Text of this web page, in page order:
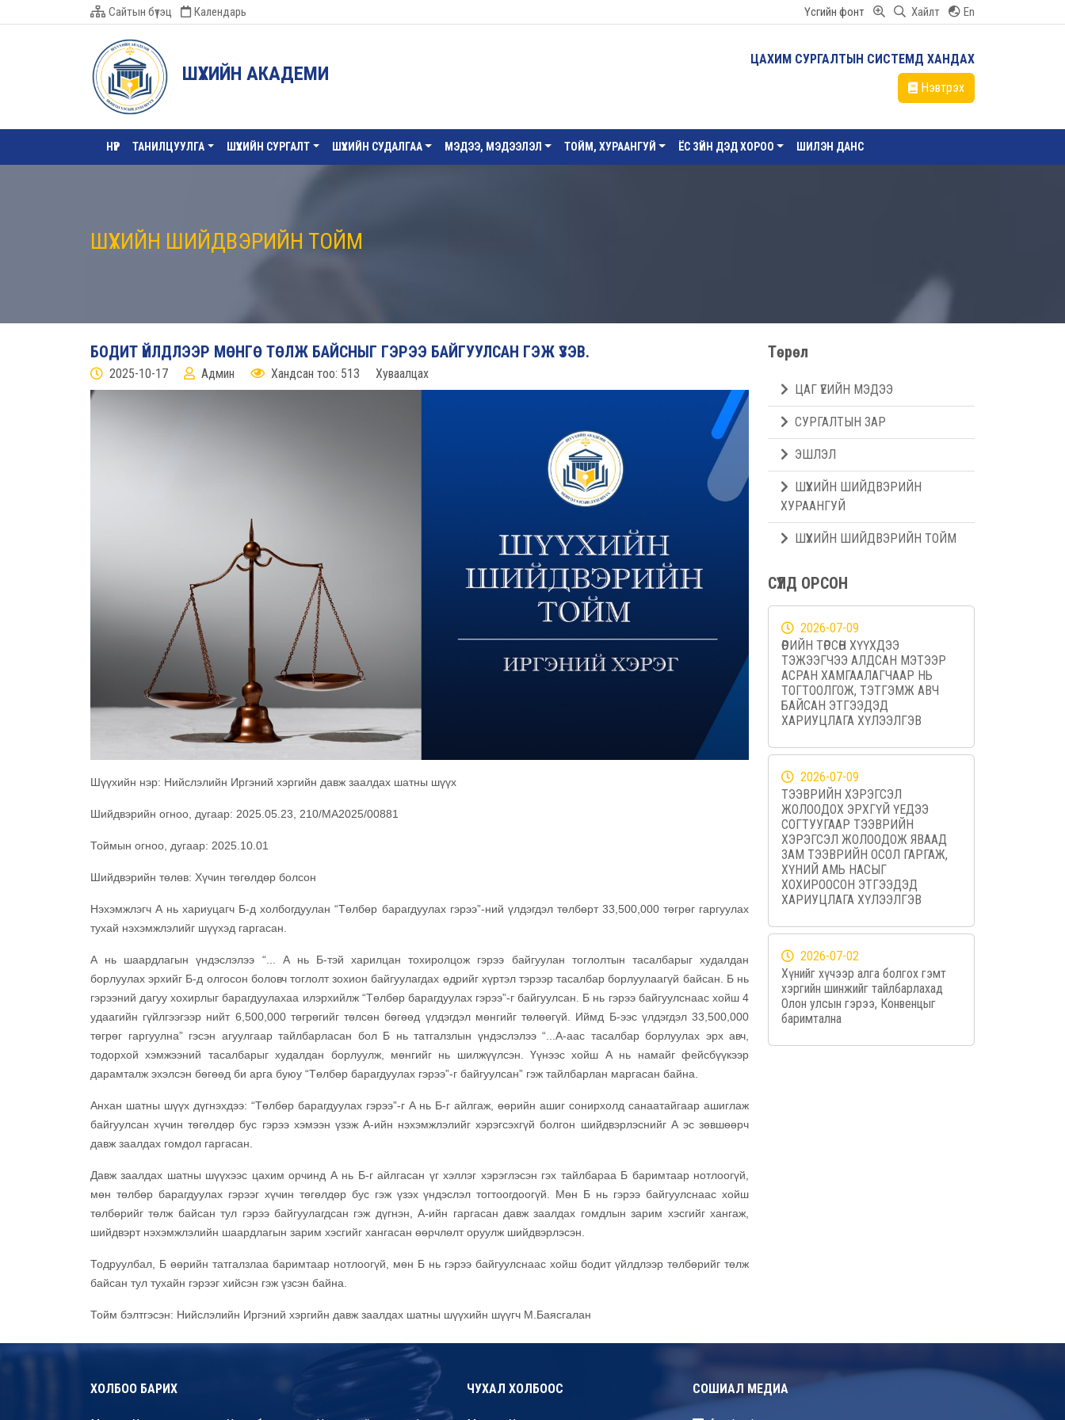
Сайтын бүтэц Календарь Үсгийн фонт Хайлт En
ШҮҮХИЙН АКАДЕМИ
ЦАХИМ СУРГАЛТЫН СИСТЕМД ХАНДАХ
Нэвтрэх
НҮҮР ТАНИЛЦУУЛГА ШҮҮХИЙН СУРГАЛТ ШҮҮХИЙН СУДАЛГАА МЭДЭЭ, МЭДЭЭЛЭЛ ТОЙМ, ХУРААНГУЙ ЁС ЗҮЙН ДЭД ХОРОО ШИЛЭН ДАНС
ШҮҮХИЙН ШИЙДВЭРИЙН ТОЙМ
БОДИТ ҮЙЛДЛЭЭР МӨНГӨ ТӨЛЖ БАЙСНЫГ ГЭРЭЭ БАЙГУУЛСАН ГЭЖ ҮЗЭВ.
2025-10-17 Админ Хандсан тоо: 513 Хуваалцах
Шүүхийн нэр: Нийслэлийн Иргэний хэргийн давж заалдах шатны шүүх
Шийдвэрийн огноо, дугаар: 2025.05.23, 210/МА2025/00881
Тоймын огноо, дугаар: 2025.10.01
Шийдвэрийн төлөв: Хүчин төгөлдөр болсон
Нэхэмжлэгч А нь хариуцагч Б-д холбогдуулан “Төлбөр барагдуулах гэрээ”-ний үлдэгдэл төлбөрт 33,500,000 төгрөг гаргуулах
тухай нэхэмжлэлийг шүүхэд гаргасан.
А нь шаардлагын үндэслэлээ “... А нь Б-тэй харилцан тохиролцож гэрээ байгуулан тоглолтын тасалбарыг худалдан
борлуулах эрхийг Б-д олгосон боловч тоглолт зохион байгуулагдах өдрийг хүртэл тэрээр тасалбар борлуулаагүй байсан. Б нь
гэрээний дагуу хохирлыг барагдуулахаа илэрхийлж “Төлбөр барагдуулах гэрээ”-г байгуулсан. Б нь гэрээ байгуулснаас хойш 4
удаагийн гүйлгээгээр нийт 6,500,000 төгрөгийг төлсөн бөгөөд үлдэгдэл мөнгийг төлөөгүй. Иймд Б-ээс үлдэгдэл 33,500,000
төгрөг гаргуулна” гэсэн агуулгаар тайлбарласан бол Б нь татгалзлын үндэслэлээ “...А-аас тасалбар борлуулах эрх авч,
тодорхой хэмжээний тасалбарыг худалдан борлуулж, мөнгийг нь шилжүүлсэн. Үүнээс хойш А нь намайг фейсбүүкээр
дарамталж эхэлсэн бөгөөд би арга буюу “Төлбөр барагдуулах гэрээ”-г байгуулсан” гэж тайлбарлан маргасан байна.
Анхан шатны шүүх дүгнэхдээ: “Төлбөр барагдуулах гэрээ”-г А нь Б-г айлгаж, өөрийн ашиг сонирхолд санаатайгаар ашиглаж
байгуулсан хүчин төгөлдөр бус гэрээ хэмээн үзэж А-ийн нэхэмжлэлийг хэрэгсэхгүй болгон шийдвэрлэснийг А эс зөвшөөрч
давж заалдах гомдол гаргасан.
Давж заалдах шатны шүүхээс цахим орчинд А нь Б-г айлгасан үг хэллэг хэрэглэсэн гэх тайлбараа Б баримтаар нотлоогүй,
мөн төлбөр барагдуулах гэрээг хүчин төгөлдөр бус гэж үзэх үндэслэл тогтоогдоогүй. Мөн Б нь гэрээ байгуулснаас хойш
төлбөрийг төлж байсан тул гэрээ байгуулагдсан гэж дүгнэн, А-ийн гаргасан давж заалдах гомдлын зарим хэсгийг хангаж,
шийдвэрт нэхэмжлэлийн шаардлагын зарим хэсгийг хангасан өөрчлөлт оруулж шийдвэрлэсэн.
Тодруулбал, Б өөрийн татгалзлаа баримтаар нотлоогүй, мөн Б нь гэрээ байгуулснаас хойш бодит үйлдлээр төлбөрийг төлж
байсан тул тухайн гэрээг хийсэн гэж үзсэн байна.
Тойм бэлтгэсэн: Нийслэлийн Иргэний хэргийн давж заалдах шатны шүүхийн шүүгч М.Баясгалан
Төрөл
ЦАГ ҮЕИЙН МЭДЭЭ
СУРГАЛТЫН ЗАР
ЭШЛЭЛ
ШҮҮХИЙН ШИЙДВЭРИЙН
ХУРААНГУЙ
ШҮҮХИЙН ШИЙДВЭРИЙН ТОЙМ
СҮҮЛД ОРСОН
2026-07-09
ӨӨРИЙН ТӨРСӨН ХҮҮХДЭЭ
ТЭЖЭЭГЧЭЭ АЛДСАН МЭТЭЭР
АСРАН ХАМГААЛАГЧААР НЬ
ТОГТООЛГОЖ, ТЭТГЭМЖ АВЧ
БАЙСАН ЭТГЭЭДЭД
ХАРИУЦЛАГА ХҮЛЭЭЛГЭВ
2026-07-09
ТЭЭВРИЙН ХЭРЭГСЭЛ
ЖОЛООДОХ ЭРХГҮЙ ҮЕДЭЭ
СОГТУУГААР ТЭЭВРИЙН
ХЭРЭГСЭЛ ЖОЛООДОЖ ЯВААД
ЗАМ ТЭЭВРИЙН ОСОЛ ГАРГАЖ,
ХҮНИЙ АМЬ НАСЫГ
ХОХИРООСОН ЭТГЭЭДЭД
ХАРИУЦЛАГА ХҮЛЭЭЛГЭВ
2026-07-02
Хүнийг хүчээр алга болгох гэмт
хэргийн шинжийг тайлбарлахад
Олон улсын гэрээ, Конвенцыг
баримтална
ХОЛБОО БАРИХ ЧУХАЛ ХОЛБООС СОШИАЛ МЕДИА